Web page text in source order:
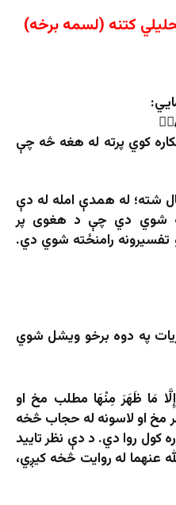
کتنه (لسمه برخه)
کوي پرته له هغه څه چې
شته؛ له همدې امله له دې
شوي دي چې د هغوی پر
تفسیرونه رامنځته شوي دي.
په دوه برخو ویشل شوي
مَا ظَهَرَ مِنْهَا مطلب مخ او
مخ او لاسونه له حجاب څخه
کول روا دي. د دې نظر تایید
عنهما له روایت څخه کیږي،